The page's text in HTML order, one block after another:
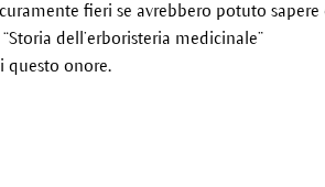
fieri se avrebbero potuto sapere
dell’erboristeria medicinale”
questo onore.